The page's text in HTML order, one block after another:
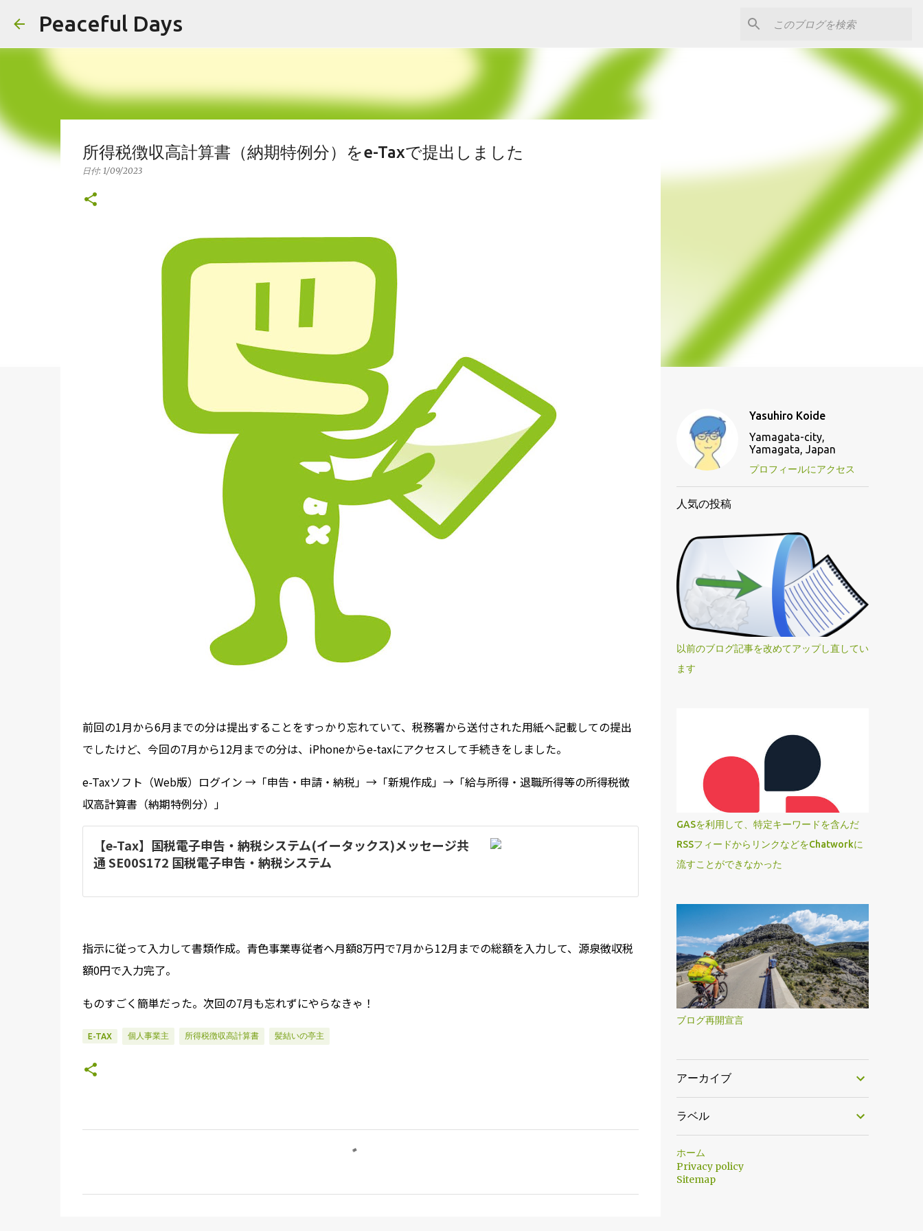
Peaceful Days
所得税徴収高計算書（納期特例分）をe-Taxで提出しました
日付: 1/09/2023
前回の1月から6月までの分は提出することをすっかり忘れていて、税務署から送付された用紙へ記載しての提出
でしたけど、今回の7月から12月までの分は、iPhoneからe-taxにアクセスして手続きをしました。
e-Taxソフト（Web版）ログイン →「申告・申請・納税」→「新規作成」→「給与所得・退職所得等の所得税徴
収高計算書（納期特例分）」
【e-Tax】国税電子申告・納税システム(イータックス)メッセージ共
通 SE00S172 国税電子申告・納税システム
指示に従って入力して書類作成。青色事業専従者へ月額8万円で7月から12月までの総額を入力して、源泉徴収税
額0円で入力完了。
ものすごく簡単だった。次回の7月も忘れずにやらなきゃ！
E-TAX 個人事業主 所得税徴収高計算書 髪結いの亭主
Yasuhiro Koide
Yamagata-city,
Yamagata, Japan
プロフィールにアクセス
人気の投稿
以前のブログ記事を改めてアップし直してい
ます
GASを利用して、特定キーワードを含んだ
RSSフィードからリンクなどをChatworkに
流すことができなかった
ブログ再開宣言
アーカイブ
ラベル
ホーム
Privacy policy
Sitemap